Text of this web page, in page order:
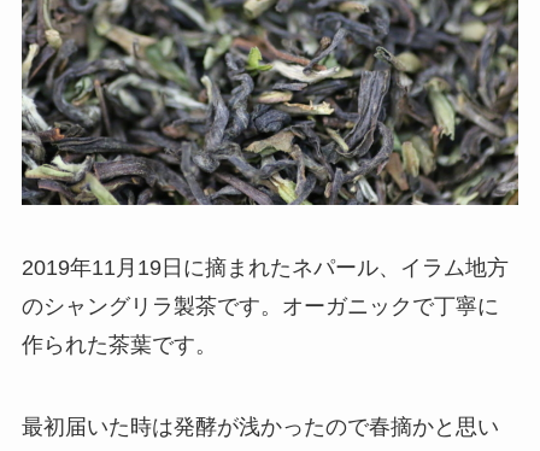
2019年11月19日に摘まれたネパール、イラム地方
のシャングリラ製茶です。オーガニックで丁寧に
作られた茶葉です。
最初届いた時は発酵が浅かったので春摘かと思い